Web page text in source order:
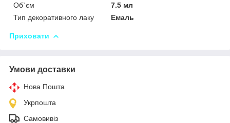
Об`єм
7.5 мл
Тип декоративного лаку
Емаль
Приховати
Умови доставки
Нова Пошта
Укрпошта
Самовивіз